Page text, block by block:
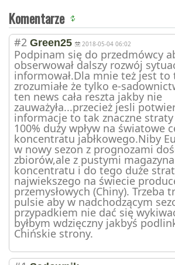
Komentarze
#2 Green25 2018-05-04 06:02
Podpinam się do przedmówcy
obserwował dalszy rozwój
informował.Dla mnie też jest to
zrozumiałe że tylko e-
ten news cała reszta jakby nie
zauważyła...przecież jesli
informacje to tak znaczne straty
100% duży wpływ na światowe
koncentratu jabłkowego.Niby
w nowy sezon z prognozami
zbiorów,ale z pustymi
koncentratu i do tego duże
najwiekszego na świecie
przemysłowych (Chiny). Trzeba
pulsie aby w nadchodzącym
przypadkiem nie dać się
byłbym wdzięczny jakbyś
Chińskie strony.